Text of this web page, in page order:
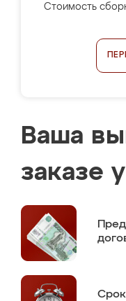
Стоимость
Ваша
заказе